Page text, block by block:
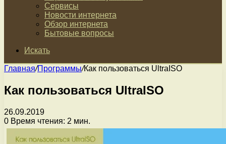
Сервисы
Новости интернета
Обзор интернета
Бытовые вопросы
Искать
Главная/Программы/Как пользоваться UltraISO
Как пользоваться UltraISO
26.09.2019
0 Время чтения: 2 мин.